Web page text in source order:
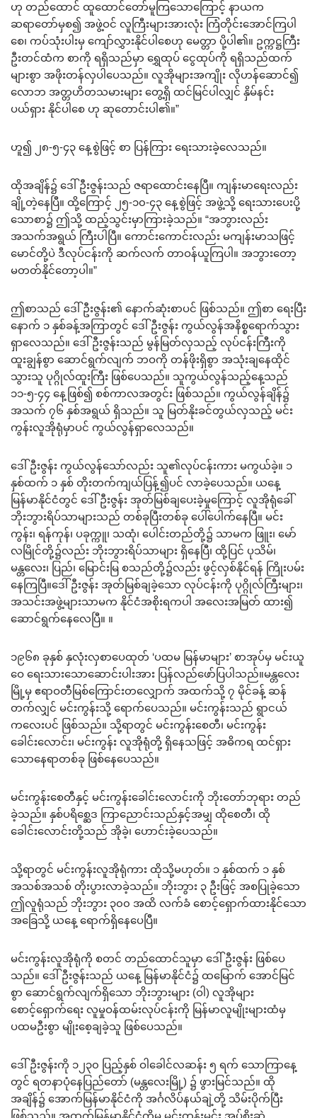
ဟု တည်ထောင် ထူထောင်တော်မူကြသောကြောင့် နာယက
ဆရာတော်မှစ၍ အဖွဲ့ဝင် လူကြီးများအားလုံး ကြံတိုင်းအောင်ကြပါ
စေ၊ ကပ်သုံးပါးမှ ကျော်လွှားနိုင်ပါစေဟု မေတ္တာ ပို့ပါ၏။ ဥက္ကဋ္ဌကြီး
ဦးတင်ထံက စာကို ရရှိသည်မှာ ရွှေထုပ် ငွေထုပ်ကို ရရှိသည်ထက်
များစွာ အဖိုးတန်လှပါပေသည်။ လူအိုများအကျိုး လိုဟန်ဆောင်၍
လောဘ အတ္တဟိတသမားများ တွေ့ရှိ ထင်မြင်ပါလျှင် နှိမ်နင်း
ပယ်ရှား နိုင်ပါစေ ဟု ဆုတောင်းပါ၏။”
ဟူ၍ ၂၈-၅-၄၃ နေ့စွဲဖြင့် စာ ပြန်ကြား ရေးသားခဲ့လေသည်။
ထိုအချိန်၌ ဒေါ်ဦးဇွန်းသည် ဇရာထောင်းနေပြီ။ ကျန်းမာရေးလည်း
ချို့တဲ့နေပြီ။ ထို့ကြောင့် ၂၅-၁၀-၄၃ နေ့စွဲဖြင့် အဖွဲ့သို့ ရေးသားပေးပို့
သောစာ၌ ဤသို့ ထည့်သွင်းမှာကြားခဲ့သည်။ “အဘွားလည်း
အသက်အရွယ် ကြီးပါပြီ။ ကောင်းကောင်းလည်း မကျန်းမာသဖြင့်
မောင်တို့ပဲ ဒီလုပ်ငန်းကို ဆက်လက် တာဝန်ယူကြပါ။ အဘွားတော့
မတတ်နိုင်တော့ပါ။”
ဤစာသည် ဒေါ်ဦးဇွန်း၏ နောက်ဆုံးစာပင် ဖြစ်သည်။ ဤစာ ရေးပြီး
နောက် ၁ နှစ်ခန့်အကြာတွင် ဒေါ်ဦးဇွန်း ကွယ်လွန်အနိစ္စရောက်သွား
ရှာလေသည်။ ဒေါ်ဦးဇွန်းသည် မွန်မြတ်လှသည့် လုပ်ငန်းကြီးကို
ထူးချွန်စွာ ဆောင်ရွက်လျက် ဘဝကို တန်ဖိုးရှိစွာ အသုံးချနေထိုင်
သွားသူ ပုဂ္ဂိုလ်ထူးကြီး ဖြစ်ပေသည်။ သူကွယ်လွန်သည့်နေ့သည်
၁၁-၅-၄၄ နေ့ဖြစ်၍ စစ်ကာလအတွင်း ဖြစ်သည်။ ကွယ်လွန်ချိန်၌
အသက် ၇၆ နှစ်အရွယ် ရှိသည်။ သူ မြတ်နိုးခင်တွယ်လှသည့် မင်း
ကွန်းလူအိုရုံမှာပင် ကွယ်လွန်ရှာလေသည်။
ဒေါ်ဦးဇွန်း ကွယ်လွန်သော်လည်း သူ၏လုပ်ငန်းကား မကွယ်ခဲ့။ ၁
နှစ်ထက် ၁ နှစ် တိုးတက်ကျယ်ပြန့်၍ပင် လာခဲ့ပေသည်။ ယနေ့
မြန်မာနိုင်ငံတွင် ဒေါ်ဦးဇွန်း အုတ်မြစ်ချပေးခဲ့မှုကြောင့် လူအိုရုံခေါ်
ဘိုးဘွားရိပ်သာများသည် တစ်ခုပြီးတစ်ခု ပေါ်ပေါက်နေပြီ။ မင်း
ကွန်း၊ ရန်ကုန်၊ ပခုက္ကူ၊ သထုံ၊ ပေါင်းတည်တို့၌ သာမက ဖြူး၊ မော်
လမြိုင်တို့၌လည်း ဘိုးဘွားရိပ်သာများ ရှိနေပြီ၊ ထို့ပြင် ပုသိမ်၊
မန္တလေး၊ ပြည်၊ မြောင်းမြ စသည်တို့၌လည်း ဖွင့်လှစ်နိုင်ရန် ကြိုးပမ်း
နေကြပြီ။ဒေါ်ဦးဇွန်း အုတ်မြစ်ချခဲ့သော လုပ်ငန်းကို ပုဂ္ဂိုလ်ကြီးများ၊
အသင်းအဖွဲ့များသာမက နိုင်ငံအစိုးရကပါ အလေးအမြတ် ထား၍
ဆောင်ရွက်နေလေပြီ။ ။
၁၉၆၈ ခုနှစ် နှလုံးလှစာပေထုတ် ‘ပထမ မြန်မာများ’ စာအုပ်မှ မင်းယူ
ဝေ ရေးသားသောဆောင်းပါးအား ပြန်လည်ဖော်ပြပါသည်။မန္တလေး
မြို့မှ ဧရာဝတီမြစ်ကြောင်းတလျှောက် အထက်သို့ ၇ မိုင်ခန့် ဆန်
တက်လျှင် မင်းကွန်းသို့ ရောက်ပေသည်။ မင်းကွန်းသည် ရွာငယ်
ကလေးပင် ဖြစ်သည်။ သို့ရာတွင် မင်းကွန်းစေတီ၊ မင်းကွန်း
ခေါင်းလောင်း၊ မင်းကွန်း လူအိုရုံတို့ ရှိနေသဖြင့် အဓိကရ ထင်ရှား
သောနေရာတစ်ခု ဖြစ်နေပေသည်။
မင်းကွန်းစေတီနှင့် မင်းကွန်းခေါင်းလောင်းကို ဘိုးတော်ဘုရား တည်
ခဲ့သည်။ နှစ်ပရိစ္ဆေဒ ကြာညောင်းသည်နှင့်အမျှ ထိုစေတီ၊ ထို
ခေါင်းလောင်းတို့သည် အိုခဲ့၊ ဟောင်းခဲ့ပေသည်။
သို့ရာတွင် မင်းကွန်းလူအိုရုံကား ထိုသို့မဟုတ်။ ၁ နှစ်ထက် ၁ နှစ်
အသစ်အသစ် တိုးပွားလာခဲ့သည်။ ဘိုးဘွား ၃ ဦးဖြင့် အစပြုခဲ့သော
ဤလူရုံသည် ဘိုးဘွား ၃၀၀ အထိ လက်ခံ စောင့်ရှောက်ထားနိုင်သော
အခြေသို့ ယနေ့ ရောက်ရှိနေပေပြီ။
မင်းကွန်းလူအိုရုံကို စတင် တည်ထောင်သူမှာ ဒေါ်ဦးဇွန်း ဖြစ်ပေ
သည်။ ဒေါ်ဦးဇွန်းသည် ယနေ့ မြန်မာနိုင်ငံ၌ ထမြောက် အောင်မြင်
စွာ ဆောင်ရွက်လျက်ရှိသော ဘိုးဘွားများ (ဝါ) လူအိုများ
စောင့်ရှောက်ရေး လူမှုဝန်ထမ်းလုပ်ငန်းကို မြန်မာလူမျိုးများထံမှ
ပထမဦးစွာ မျိုးစေ့ချခဲ့သူ ဖြစ်ပေသည်။
ဒေါ်ဦးဇွန်းကို ၁၂၃၀ ပြည့်နှစ် ဝါခေါင်လဆန်း ၅ ရက် သောကြာနေ့
တွင် ရတနာပုံနေပြည်တော် (မန္တလေးမြို့) ၌ ဖွားမြင်သည်။ ထို
အချိန်၌ အောက်မြန်မာနိုင်ငံကို အင်္ဂလိပ်နယ်ချဲ့တို့ သိမ်းပိုက်ပြီး
ဖြစ်သည်။ အထက်မြန်မာနိုင်ငံကိုမူ မင်းတုန်းမင်း အုပ်စိုးဆဲ